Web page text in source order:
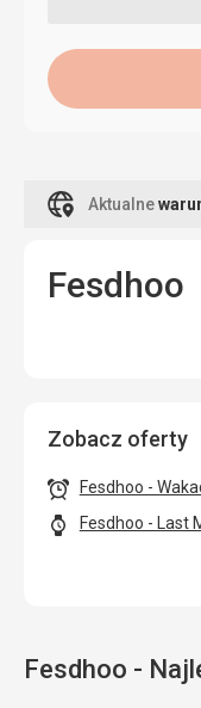
Aktualne
Fesdhoo
Zobacz oferty
Fesdhoo -
Fesdhoo - Last
Fesdhoo -